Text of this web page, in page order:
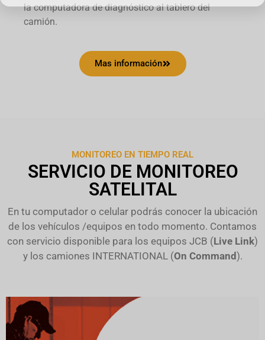
la computadora de diagnóstico al tablero del
camión.
Mas información
MONITOREO EN TIEMPO REAL
SERVICIO DE MONITOREO
SATELITAL
En tu computador o celular podrás conocer la ubicación
de los vehículos /equipos en todo momento. Contamos
con servicio disponible para los equipos JCB (Live Link)
y los camiones INTERNATIONAL (On Command).